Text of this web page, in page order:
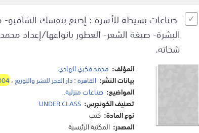
صناعات بسيطة للأسرة : إصنع بنفسك الشامبو-
البشرة- صبغة الشعر- العطور بانواعها/إعداد
شحاته.
المؤلف: محمد فكري الهادي.
بيانات النشر: القاهرة:دار الفجر للنشر والتوزيع،
المواضيع: صناعات منزلية.
تصنيف الكونجرس: UNDER CLASS
نوع المادة: كتب
المصدر: المكتبة الرئيسية